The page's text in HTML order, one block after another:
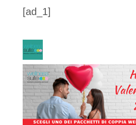
[ad_1]